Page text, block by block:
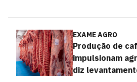
EXAME AGRO
Produção de
impulsionam
diz